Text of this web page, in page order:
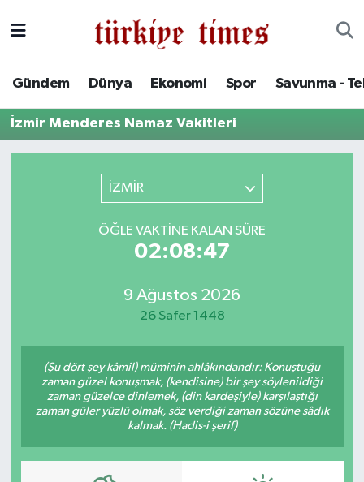
Gündem Dünya Ekonomi Spor Savunma -
İzmir Menderes Namaz Vakitleri
İZMİR
ÖĞLE VAKTINE KALAN SÜRE
02:08:47
9 Ağustos 2026
26 Safer 1448
(Şu dört şey kâmil) müminin ahlâkındandır: Konuştuğu
zaman güzel konuşmak, (kendisine) bir şey söylenildiği
zaman güzelce dinlemek, (din kardeşiyle) karşılaştığı
zaman güler yüzlü olmak, söz verdiği zaman sözüne sâdık
kalmak. (Hadis-i şerif)
Ekonomi
Savunma - Teknoloji
Süper Lig Puan Durumu ve Fikstür
Tüm Manşetler
Son Dakika Haberleri